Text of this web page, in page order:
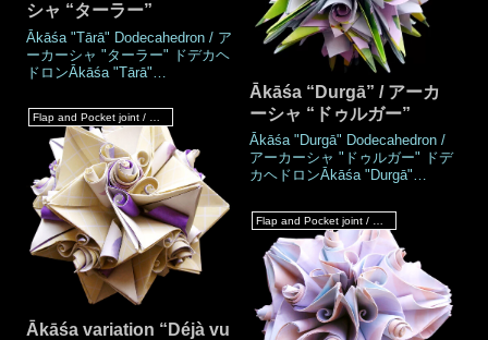
シャ “ターラー”
Ākāśa "Tārā" Dodecahedron / ア
ーカーシャ "ターラー" ドデカヘ
ドロンĀkāśa "Tārā"
ーラー" イコサヘドロンWork's
DataAuthorMio
TsugawaCreatedDec.2021Made
Dec.2021DrawingJan.2022Numb
er of parts60 piecesPaper
size7.5 cm (Square
paper)Joining materialsN
Ākāśa “Durgā” / アーカ
ーシャ “ドゥルガー”
Ākāśa "Durgā" Dodecahedron /
アーカーシャ "ドゥルガー" ドデ
カヘドロンĀkāśa "Durgā"
ゥルガー" イコサヘドロン
Work's DataAuthorMio
TsugawaCreatedDec.2021Made
Dec.2021DrawingJan.2022Numb
er of parts60 piecesPaper
size7.5 cm (Square
paper)Joining materi
Ākāśa variation “Déjà vu